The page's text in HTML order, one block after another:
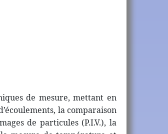
de mesure, mettant en
la comparaison
de particules (P.I.V.), la